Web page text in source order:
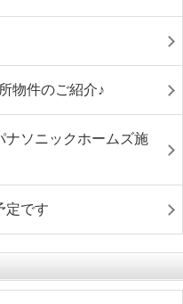
物件のご紹介♪
ナソニックホームズ施
定です